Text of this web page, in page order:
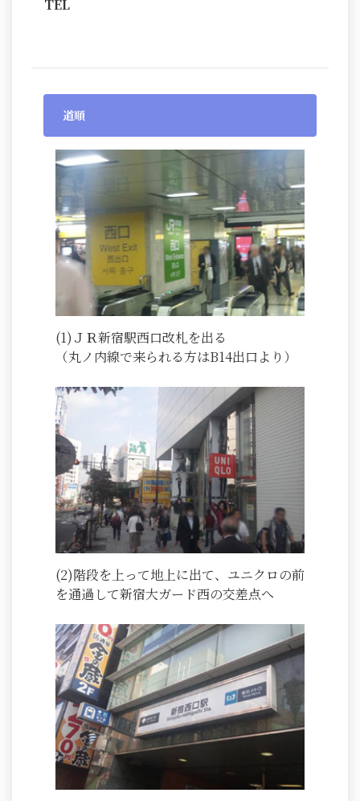
TEL
道順
(1)ＪＲ新宿駅西口改札を出る
（丸ノ内線で来られる方はB14出口より）
(2)階段を上って地上に出て、ユニクロの前
を通過して新宿大ガード西の交差点へ